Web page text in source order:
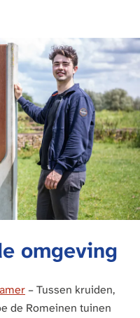
omgeving
– Tussen kruiden,
de Romeinen tuinen